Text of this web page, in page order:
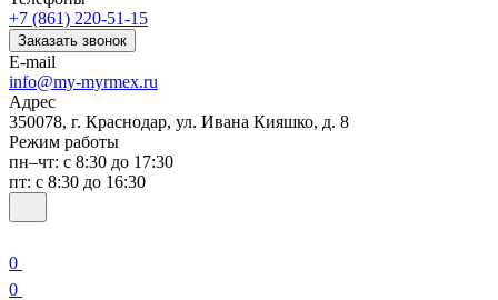
+7 (861) 220-51-15
Заказать звонок
E-mail
info@my-myrmex.ru
Адрес
350078, г. Краснодар, ул. Ивана Кияшко, д. 8
Режим работы
пн–чт: с 8:30 до 17:30
пт: с 8:30 до 16:30
0
0